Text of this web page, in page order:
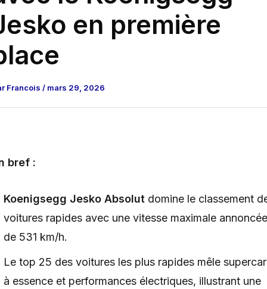
en première
Francois / mars 29, 2026
bref :
Koenigsegg Jesko Absolut domine le classement
voitures rapides avec une vitesse maximale annoncée
de 531 km/h.
Le top 25 des voitures les plus rapides mêle
à essence et performances électriques, illustrant une